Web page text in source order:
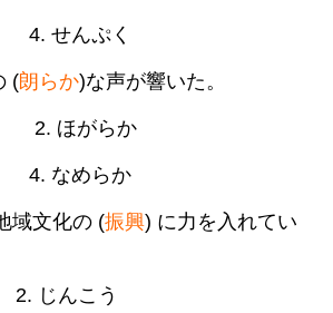
せんぷく
(朗らか)な声が響いた。
ほがらか
なめらか
域文化の (振興) に力を入れてい
じんこう